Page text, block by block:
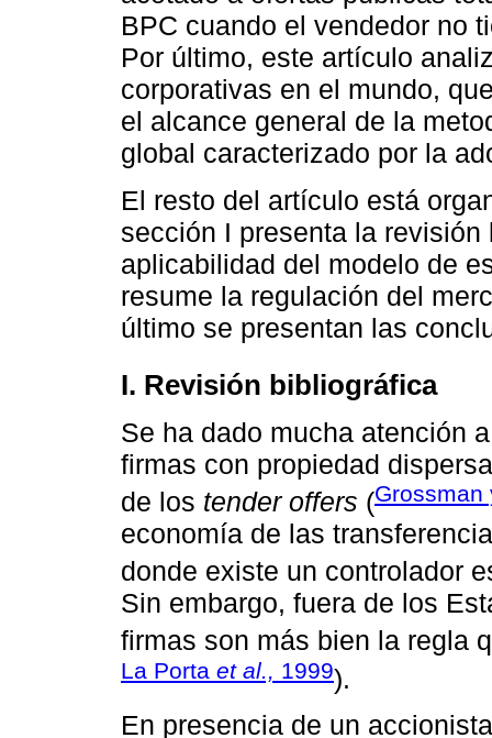
BPC cuando el vendedor no
Por último, este artículo
corporativas en el mundo,
el alcance general de la
global caracterizado por la
El resto del artículo está
sección I presenta la
aplicabilidad del modelo de
resume la regulación del
último se presentan las
I. Revisión bibliográfica
Se ha dado mucha atención
firmas con propiedad
de los tender offers (Grossman
economía de las
donde existe un controlador
Sin embargo, fuera de los
firmas son más bien la regla
La Porta et al., 1999).
En presencia de un